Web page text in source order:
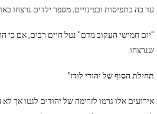
עד כה בתפיסות ובפינויים. מספר ילדים נרצחו
שנרצחו.
תחילת הסוף של יהודי לודז'
אירועים אלו גרמו לזרימה של יהודים לגטו אך